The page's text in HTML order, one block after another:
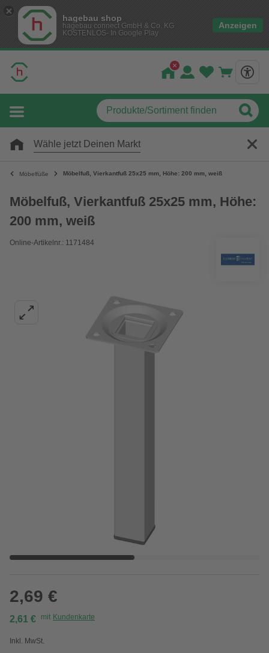
hagebau shop
hagebau connect GmbH & Co. KG
KOSTENLOS- In Google Play
Anzeigen
Wähle jetzt Deinen Markt
Möbelfüße Möbelfuß, Vierkantfuß 25x25 mm, Höhe: 200 mm, weiß
Möbelfuß, Vierkantfuß 25x25 mm, Höhe:
200 mm, weiß
Online-Artikelnr.: 1171484
2,69 €
2,61 € mit Kundenkarte
Inkl. MwSt.